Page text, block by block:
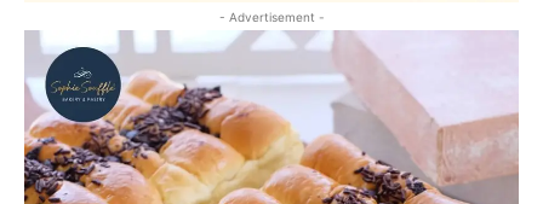
- Advertisement -